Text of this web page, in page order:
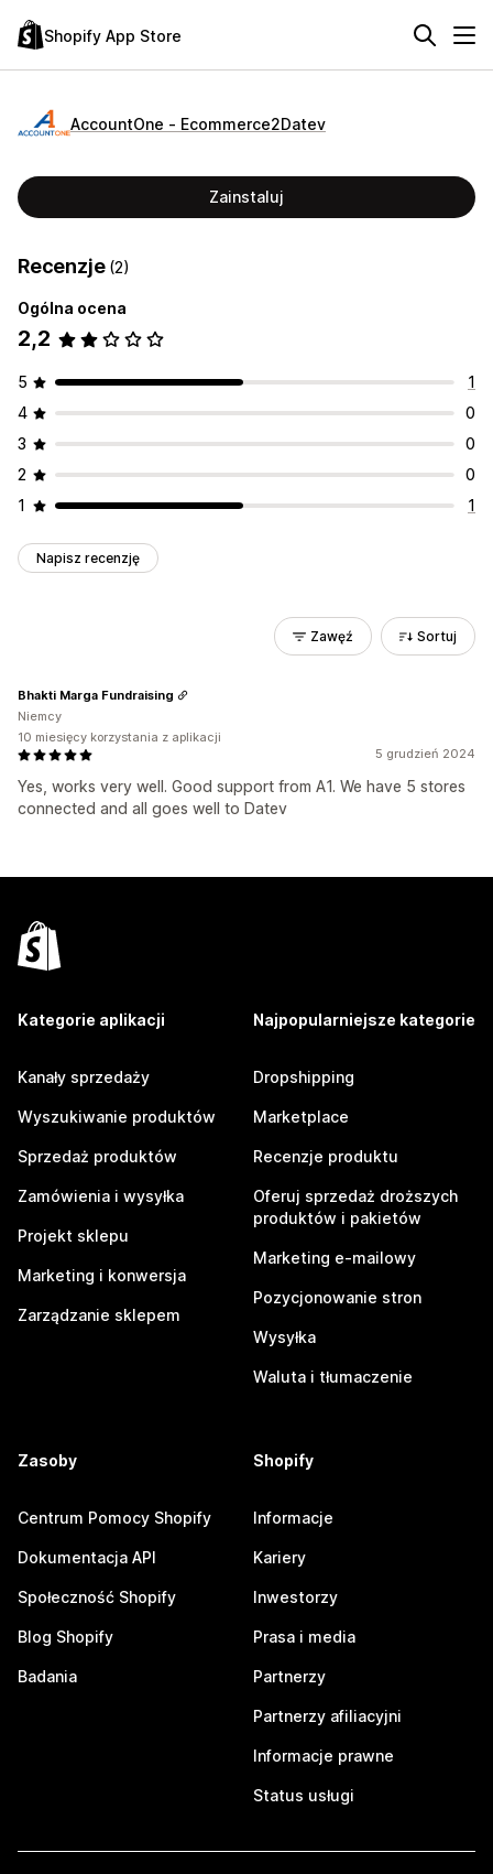
Shopify App Store
AccountOne ‑ Ecommerce2Datev
Zainstaluj
Recenzje (2)
Ogólna ocena
2,2
5
1
4
0
3
0
2
0
1
1
Napisz recenzję
Zawęź Sortuj
5 grudzień 2024
Yes, works very well. Good support from A1. We have 5 stores
connected and all goes well to Datev
Bhakti Marga Fundraising
Niemcy
10 miesięcy korzystania z aplikacji
Kategorie aplikacji
Kanały sprzedaży
Wyszukiwanie produktów
Sprzedaż produktów
Zamówienia i wysyłka
Projekt sklepu
Marketing i konwersja
Zarządzanie sklepem
Najpopularniejsze kategorie
Dropshipping
Marketplace
Recenzje produktu
Oferuj sprzedaż droższych
produktów i pakietów
Marketing e-mailowy
Pozycjonowanie stron
Wysyłka
Waluta i tłumaczenie
Zasoby
Centrum Pomocy Shopify
Dokumentacja API
Społeczność Shopify
Blog Shopify
Badania
Shopify
Informacje
Kariery
Inwestorzy
Prasa i media
Partnerzy
Partnerzy afiliacyjni
Informacje prawne
Status usługi